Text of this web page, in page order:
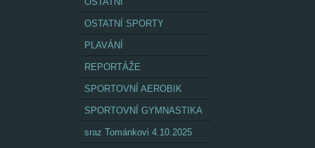
OSTATNÍ SPORTY
PLAVÁNÍ
REPORTÁŽE
SPORTOVNÍ AEROBIK
SPORTOVNÍ GYMNASTIKA
sraz Tománkovi 4.10.2025